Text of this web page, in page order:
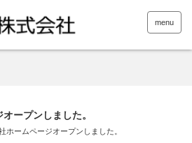
menu
ープンしました。
ホームページオープンしました。